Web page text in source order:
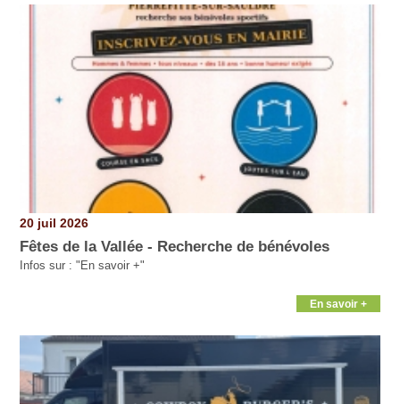
20 juil 2026
Fêtes de la Vallée - Recherche de bénévoles
Infos sur : "En savoir +"
En savoir +